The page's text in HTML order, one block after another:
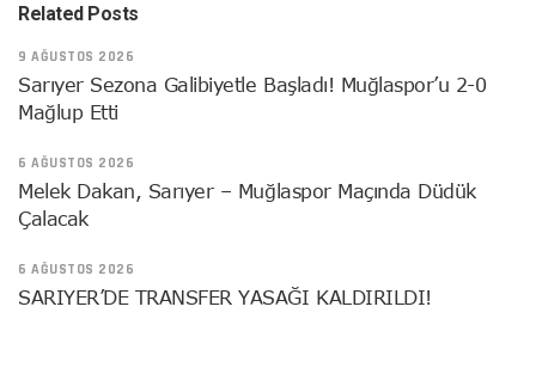
Related Posts
9 AĞUSTOS 2026
Sarıyer Sezona Galibiyetle Başladı! Muğlaspor’u 2-0
Mağlup Etti
6 AĞUSTOS 2026
Melek Dakan, Sarıyer – Muğlaspor Maçında Düdük
Çalacak
6 AĞUSTOS 2026
SARIYER’DE TRANSFER YASAĞI KALDIRILDI!